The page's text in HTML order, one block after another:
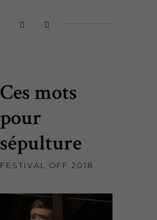
Ces mots
pour
sépulture
FESTIVAL OFF 2018